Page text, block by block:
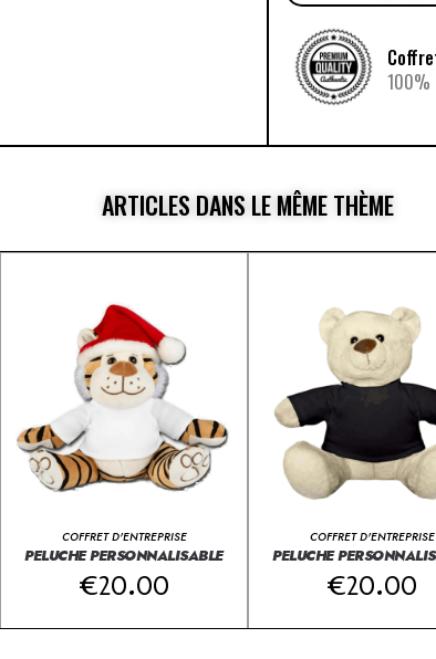
100%
ARTICLES DANS LE MÊME THÈME
COFFRET D'ENTREPRISE
PELUCHE PERSONNALISABLE
€20.00
COFFRET D'ENTREPRISE
PELUCHE
€20.00